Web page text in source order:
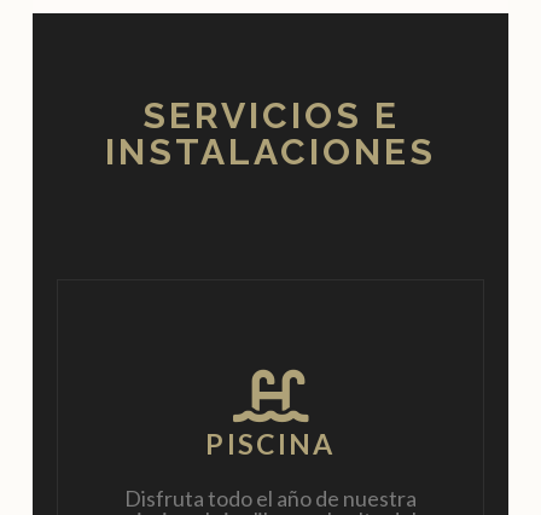
SERVICIOS E
INSTALACIONES
PISCINA
Disfruta todo el año de nuestra